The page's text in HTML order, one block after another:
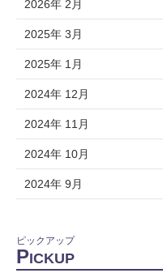
2026年 2月
2025年 3月
2025年 1月
2024年 12月
2024年 11月
2024年 10月
2024年 9月
ピックアップ
PICKUP